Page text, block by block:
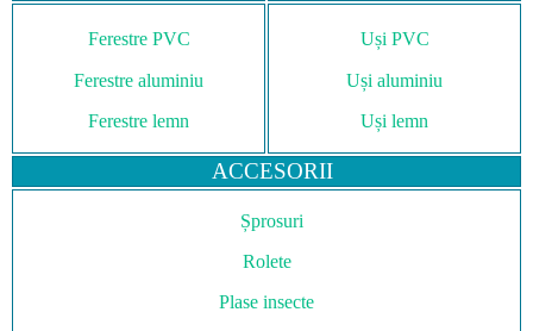
Ferestre PVC
Ferestre aluminiu
Ferestre lemn
Uși PVC
Uși aluminiu
Uși lemn
ACCESORII
Șprosuri
Rolete
Plase insecte